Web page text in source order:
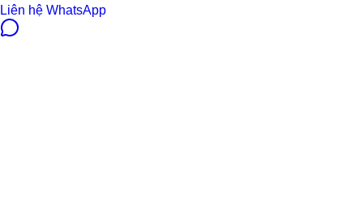
Liên hệ WhatsApp